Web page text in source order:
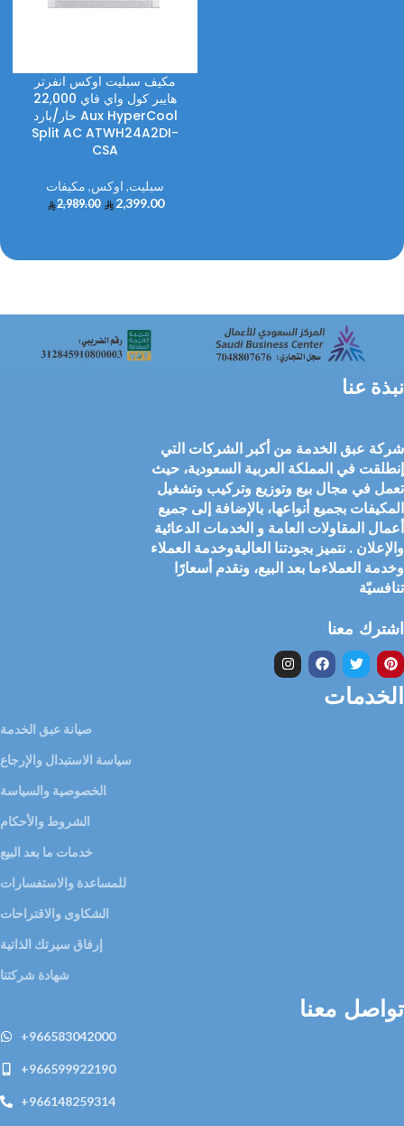
مكيف سبليت اوكس انفرتر
هايبر كول واي فاي 22,000
حار/بارد Aux HyperCool
Split AC ATWH24A2DI-
CSA
سبليت, اوكس, مكيفات
2,989.00 2,399.00
نبذة عنا
شركة عبق الخدمة من أكبر الشركات التي
إنطلقت في المملكة العربية السعودية، حيث
تعمل في مجال بيع وتوزيع وتركيب وتشغيل
المكيفات بجميع أنواعها، بالإضافة إلى جميع
أعمال المقاولات العامة و الخدمات الدعائية
والإعلان . نتميز بجودتنا العاليةوخدمة العملاء
وخدمة العملاءما بعد البيع، ونقدم أسعارًا
تنافسيّة
اشترك معنا
الخدمات
صيانة عبق الخدمة
سياسة الاستبدال والإرجاع
الخصوصية والسياسة
الشروط والأحكام
خدمات ما بعد البيع
للمساعدة والاستفسارات
الشكاوى والاقتراحات
إرفاق سيرتك الذاتية
شهادة شركتنا
تواصل معنا
+966583042000
+966599922190
+966148259314